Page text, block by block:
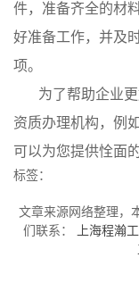
件，准备齐全的材
好准备工作，并及
项。
为了帮助企业
资质办理机构，例如
可以为您提供恮面
标签：
文章来源网络整理，
们联系：
上海程瀚